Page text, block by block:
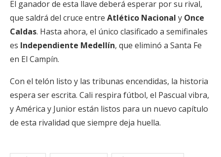
El ganador de esta llave deberá esperar por su rival,
que saldrá del cruce entre Atlético Nacional y Once
Caldas. Hasta ahora, el único clasificado a semifinales
es Independiente Medellín, que eliminó a Santa Fe
en El Campín.
Con el telón listo y las tribunas encendidas, la historia
espera ser escrita. Cali respira fútbol, el Pascual vibra,
y América y Junior están listos para un nuevo capítulo
de esta rivalidad que siempre deja huella.